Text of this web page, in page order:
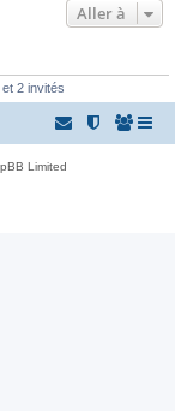
Aller à
2 invités
Limited